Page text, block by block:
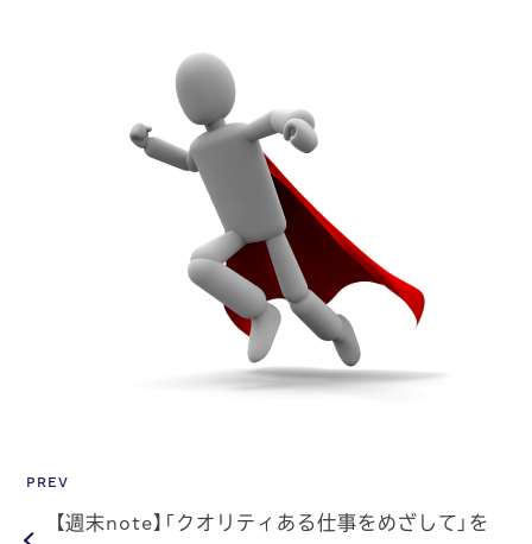
PREV
【週末note】「クオリティある仕事をめざして」を